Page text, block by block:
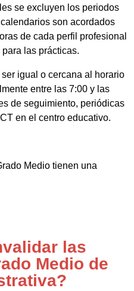
se excluyen los periodos
son acordados
de cada perfil profesional
las prácticas.
igual o cercana al horario
entre las 7:00 y las
de seguimiento, periódicas
en el centro educativo.
Medio tienen una
las
Medio de